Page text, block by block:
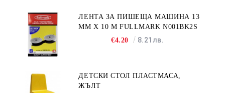
ЛЕНТА ЗА ПИШЕЩА МАШИНА 13
MM X 10 M FULLMARK N001BK2S
€4.20
8.21лв.
ДЕТСКИ СТОЛ ПЛАСТМАСА,
ЖЪЛТ